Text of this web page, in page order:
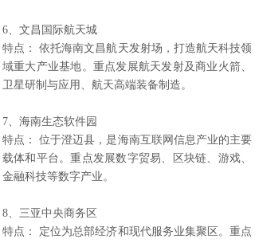
6、文昌国际航天城
特点： 依托海南文昌航天发射场，打造航天科技领
域重大产业基地。重点发展航天发射及商业火箭、
卫星研制与应用、航天高端装备制造。
7、海南生态软件园
特点： 位于澄迈县，是海南互联网信息产业的主要
载体和平台。重点发展数字贸易、区块链、游戏、
金融科技等数字产业。
8、三亚中央商务区
特点： 定位为总部经济和现代服务业集聚区。重点